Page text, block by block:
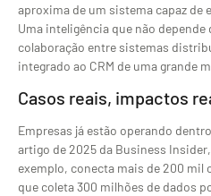
aproxima de um sistema capaz de
Uma inteligência que não
colaboração entre sistemas
integrado ao CRM de uma grande
Casos reais, impactos
Empresas já estão operando
artigo de 2025 da Business
exemplo, conecta mais de 200 mil
que coleta 300 milhões de dados